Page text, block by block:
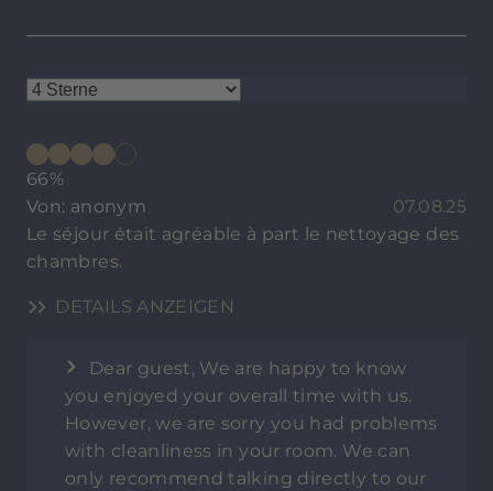
66%
Von: anonym
07.08.25
Le séjour était agréable à part le nettoyage des
chambres.
DETAILS ANZEIGEN
Dear guest, We are happy to know
you enjoyed your overall time with us.
However, we are sorry you had problems
with cleanliness in your room. We can
only recommend talking directly to our